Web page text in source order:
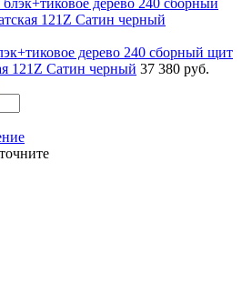
дерево 240 сборный щит
121Z Сатин черный 37 380 руб.